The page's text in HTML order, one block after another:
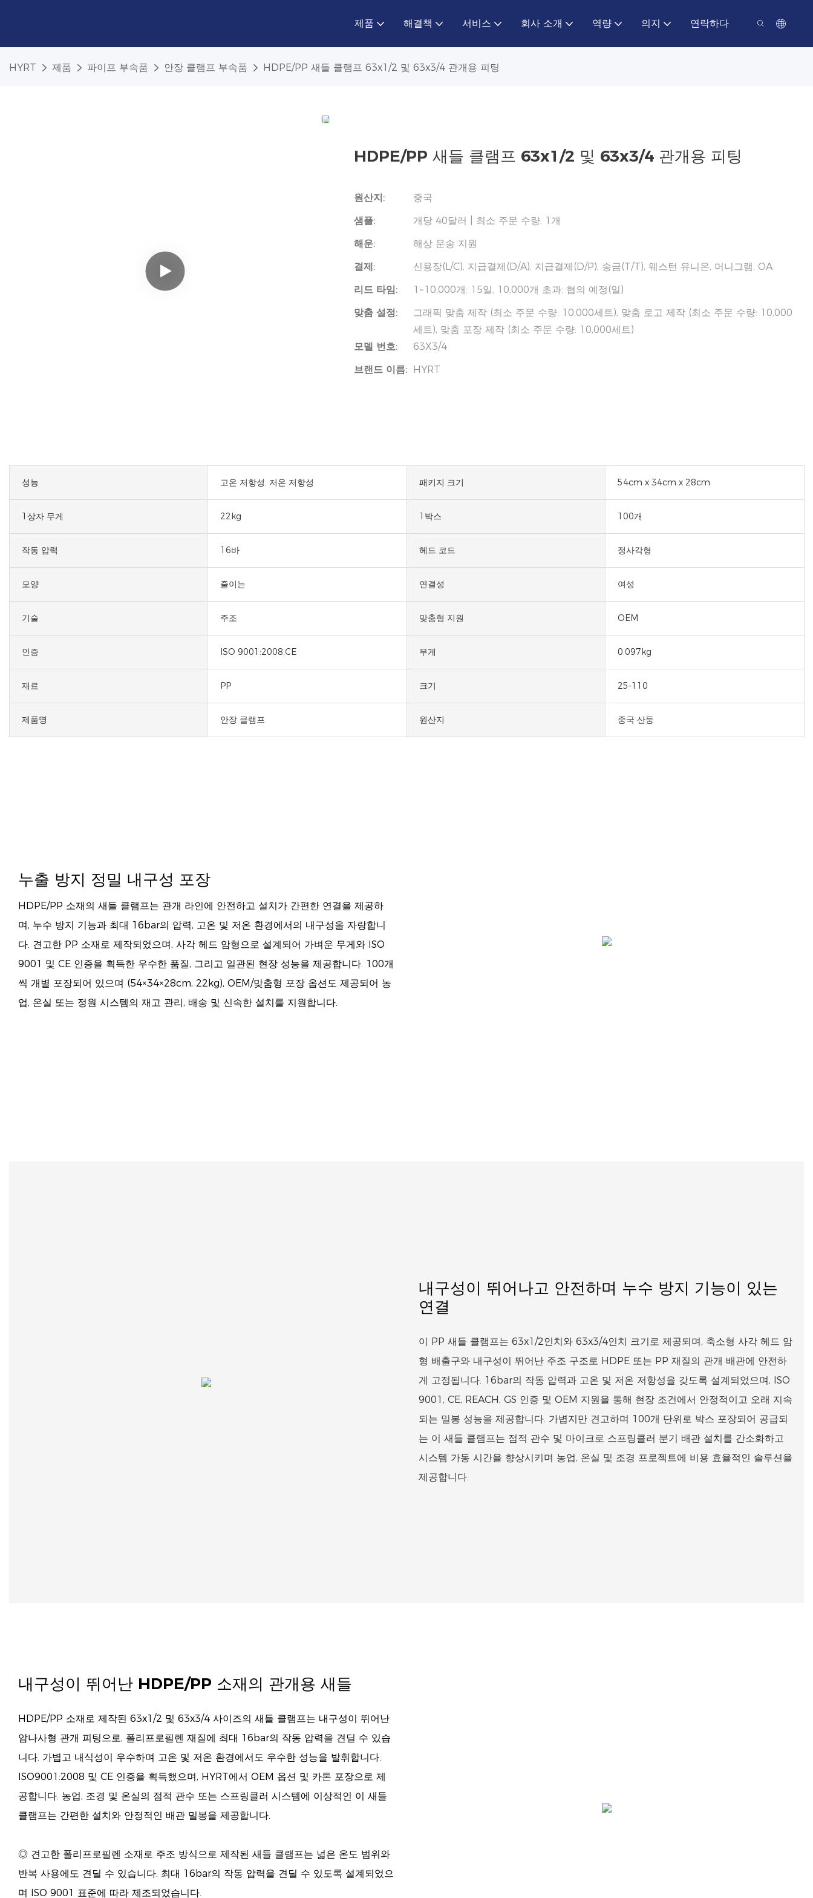
제품 해결책 서비스 회사 소개 역량 의지 연락하다
HYRT 제품 파이프 부속품 안장 클램프 부속품 HDPE/PP 새들 클램프 63x1/2 및 63x3/4 관개용 피팅
HDPE/PP 새들 클램프 63x1/2 및 63x3/4 관개용 피팅
원산지:
중국
샘플:
개당 40달러 | 최소 주문 수량: 1개
해운:
해상 운송 지원
결제:
신용장(L/C), 지급결제(D/A), 지급결제(D/P), 송금(T/T), 웨스턴 유니온, 머니그램, OA
리드 타임:
1~10,000개: 15일, 10,000개 초과: 협의 예정(일)
맞춤 설정:
그래픽 맞춤 제작 (최소 주문 수량: 10,000세트), 맞춤 로고 제작 (최소 주문 수량: 10,000
세트), 맞춤 포장 제작 (최소 주문 수량: 10,000세트)
모델 번호:
63X3/4
브랜드 이름: HYRT
성능 고온 저항성, 저온 저항성 패키지 크기 54cm x 34cm x 28cm
1상자 무게 22kg 1박스 100개
작동 압력 16바 헤드 코드 정사각형
모양 줄이는 연결성 여성
기술 주조 맞춤형 지원 OEM
인증 ISO 9001:2008,CE 무게 0.097kg
재료 PP 크기 25-110
제품명 안장 클램프 원산지 중국 산둥
누출 방지 정밀 내구성 포장
HDPE/PP 소재의 새들 클램프는 관개 라인에 안전하고 설치가 간편한 연결을 제공하
며, 누수 방지 기능과 최대 16bar의 압력, 고온 및 저온 환경에서의 내구성을 자랑합니
다. 견고한 PP 소재로 제작되었으며, 사각 헤드 암형으로 설계되어 가벼운 무게와 ISO
9001 및 CE 인증을 획득한 우수한 품질, 그리고 일관된 현장 성능을 제공합니다. 100개
씩 개별 포장되어 있으며 (54×34×28cm, 22kg), OEM/맞춤형 포장 옵션도 제공되어 농
업, 온실 또는 정원 시스템의 재고 관리, 배송 및 신속한 설치를 지원합니다.
내구성이 뛰어나고 안전하며 누수 방지 기능이 있는
연결
이 PP 새들 클램프는 63x1/2인치와 63x3/4인치 크기로 제공되며, 축소형 사각 헤드 암
형 배출구와 내구성이 뛰어난 주조 구조로 HDPE 또는 PP 재질의 관개 배관에 안전하
게 고정됩니다. 16bar의 작동 압력과 고온 및 저온 저항성을 갖도록 설계되었으며, ISO
9001, CE, REACH, GS 인증 및 OEM 지원을 통해 현장 조건에서 안정적이고 오래 지속
되는 밀봉 성능을 제공합니다. 가볍지만 견고하며 100개 단위로 박스 포장되어 공급되
는 이 새들 클램프는 점적 관수 및 마이크로 스프링클러 분기 배관 설치를 간소화하고
시스템 가동 시간을 향상시키며 농업, 온실 및 조경 프로젝트에 비용 효율적인 솔루션을
제공합니다.
내구성이 뛰어난 HDPE/PP 소재의 관개용 새들
HDPE/PP 소재로 제작된 63x1/2 및 63x3/4 사이즈의 새들 클램프는 내구성이 뛰어난
암나사형 관개 피팅으로, 폴리프로필렌 재질에 최대 16bar의 작동 압력을 견딜 수 있습
니다. 가볍고 내식성이 우수하며 고온 및 저온 환경에서도 우수한 성능을 발휘합니다.
ISO9001:2008 및 CE 인증을 획득했으며, HYRT에서 OEM 옵션 및 카톤 포장으로 제
공합니다. 농업, 조경 및 온실의 점적 관수 또는 스프링클러 시스템에 이상적인 이 새들
클램프는 간편한 설치와 안정적인 배관 밀봉을 제공합니다.
◎ 견고한 폴리프로필렌 소재로 주조 방식으로 제작된 새들 클램프는 넓은 온도 범위와
반복 사용에도 견딜 수 있습니다. 최대 16bar의 작동 압력을 견딜 수 있도록 설계되었으
며 ISO 9001 표준에 따라 제조되었습니다.